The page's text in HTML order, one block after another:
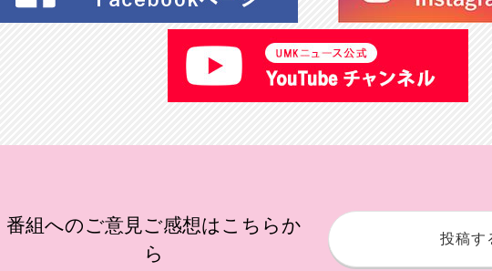
番組へのご意見ご感想はこちらか
ら
投稿す